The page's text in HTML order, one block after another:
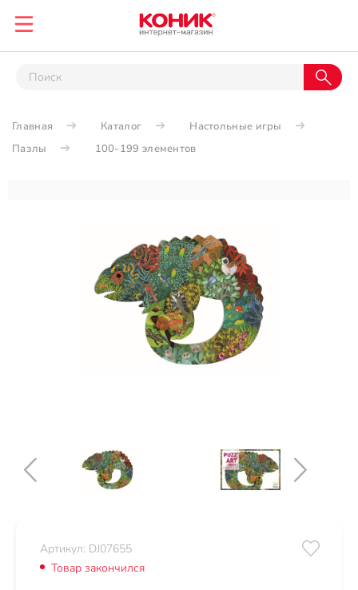
Главная Каталог
Настольные игры
Пазлы
100-199 элементов
Артикул: DJ07655
Товар закончился